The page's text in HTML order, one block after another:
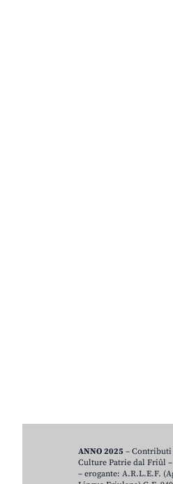
ANNO 2025 – Contributi
Culture Patrie dal Friûl –
– erogante: A.R.L.E.F.